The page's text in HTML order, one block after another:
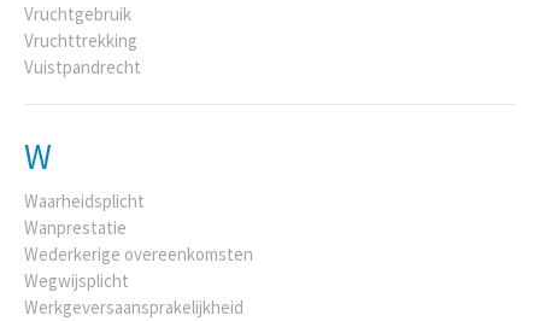
Vruchtgebruik
Vruchttrekking
Vuistpandrecht
W
Waarheidsplicht
Wanprestatie
Wederkerige overeenkomsten
Wegwijsplicht
Werkgeversaansprakelijkheid